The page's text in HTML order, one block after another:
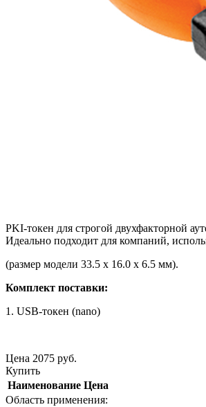
PKI-токен для строгой двухфакторной
Идеально подходит для компаний,
(размер модели 33.5 x 16.0 x 6.5 мм).
Комплект поставки:
1. USB-токен (nano)
Цена 2075 руб.
Купить
Наименование Цена
Область применения: